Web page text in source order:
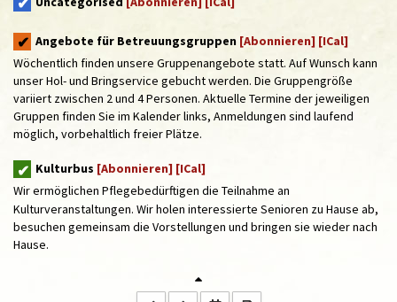
Angebote für Betreuungsgruppen [Abonnieren] [ICal]
Wöchentlich finden unsere Gruppenangebote statt. Auf Wunsch kann
unser Hol- und Bringservice gebucht werden. Die Gruppengröße
variiert zwischen 2 und 4 Personen. Aktuelle Termine der jeweiligen
Gruppen finden Sie im Kalender links, Anmeldungen sind laufend
möglich, vorbehaltlich freier Plätze.
Kulturbus [Abonnieren] [ICal]
Wir ermöglichen Pflegebedürftigen die Teilnahme an
Kulturveranstaltungen. Wir holen interessierte Senioren zu Hause ab,
besuchen gemeinsam die Vorstellungen und bringen sie wieder nach
Hause.